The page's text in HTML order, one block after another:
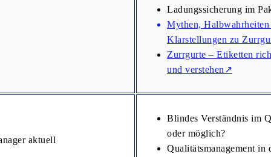
Ladungssicherung im
Mythen, Halbwahrheiten
Klarstellungen zu
Zurrgurte – Etiketten
und verstehen↗
aktuell
Blindes Verständnis im
oder möglich?
Qualitätsmanagement in